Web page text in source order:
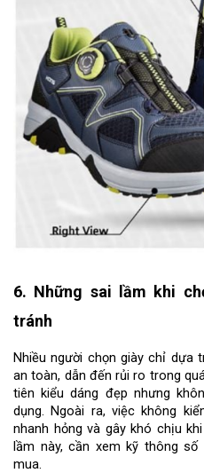
6. Những sai lầm khi
tránh
Nhiều người chọn giày chỉ dựa
an toàn, dẫn đến rủi ro trong
tiên kiểu dáng đẹp nhưng
dụng. Ngoài ra, việc không
nhanh hỏng và gây khó chịu
lầm này, cần xem kỹ thông
mua.